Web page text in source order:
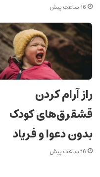
16 ساعت پیش
راز آرام کردن
قشقرق‌های کودک
بدون دعوا و فریاد
16 ساعت پیش